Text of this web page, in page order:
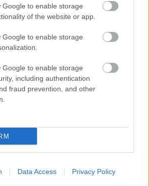
Google to enable storage
of the website or app.
Google to enable storage
Google to enable storage
including authentication
fraud prevention, and other
Data Access Privacy Policy
át a határon,
között, a tervezett és már
magas művészi